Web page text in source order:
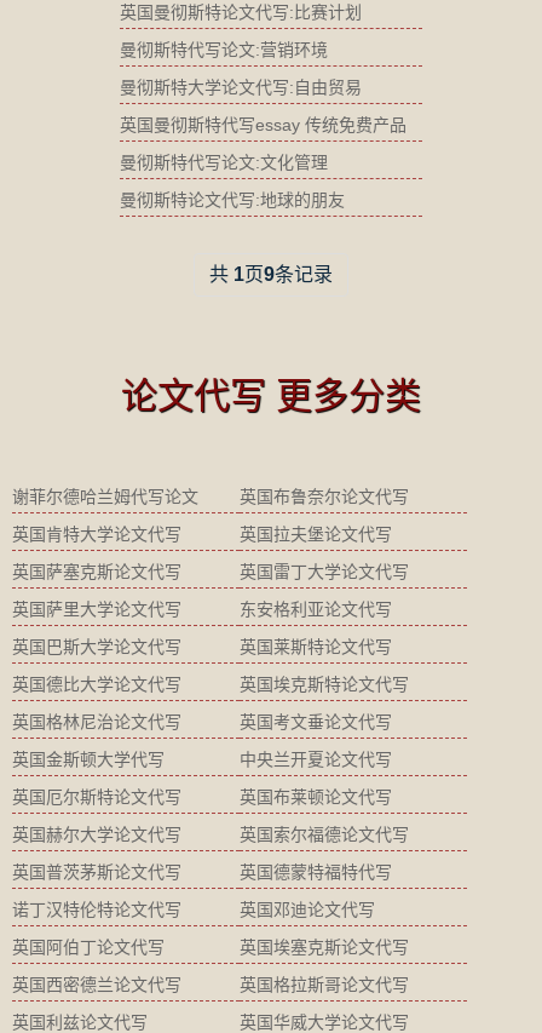
英国曼彻斯特论文代写:比赛计划
曼彻斯特代写论文:营销环境
曼彻斯特大学论文代写:自由贸易
英国曼彻斯特代写essay 传统免费产品
曼彻斯特代写论文:文化管理
曼彻斯特论文代写:地球的朋友
共 1页9条记录
论文代写 更多分类
谢菲尔德哈兰姆代写论文 英国布鲁奈尔论文代写
英国肯特大学论文代写 英国拉夫堡论文代写
英国萨塞克斯论文代写 英国雷丁大学论文代写
英国萨里大学论文代写 东安格利亚论文代写
英国巴斯大学论文代写 英国莱斯特论文代写
英国德比大学论文代写 英国埃克斯特论文代写
英国格林尼治论文代写 英国考文垂论文代写
英国金斯顿大学代写 中央兰开夏论文代写
英国厄尔斯特论文代写 英国布莱顿论文代写
英国赫尔大学论文代写 英国索尔福德论文代写
英国普茨茅斯论文代写 英国德蒙特福特代写
诺丁汉特伦特论文代写 英国邓迪论文代写
英国阿伯丁论文代写 英国埃塞克斯论文代写
英国西密德兰论文代写 英国格拉斯哥论文代写
英国利兹论文代写 英国华威大学论文代写